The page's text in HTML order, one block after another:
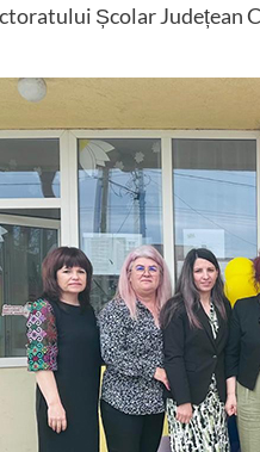
Școlar Județean